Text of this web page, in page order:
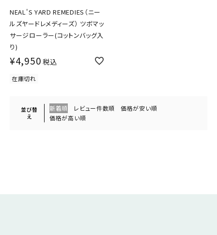
NEAL'S YARD REMEDIES（ニー
ルズヤードレメディーズ） ツボマッ
サージローラー(コットンバッグ入
り)
¥4,950 税込
在庫切れ
並び替
え
新着順 レビュー件数順
価格が安い順
価格が高い順